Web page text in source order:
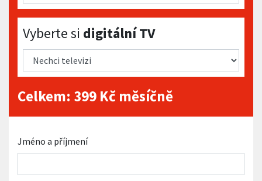
Vyberte si digitální TV
Vyberte si digitální TV
Celkem: 399 Kč měsíčně
Jméno a příjmení